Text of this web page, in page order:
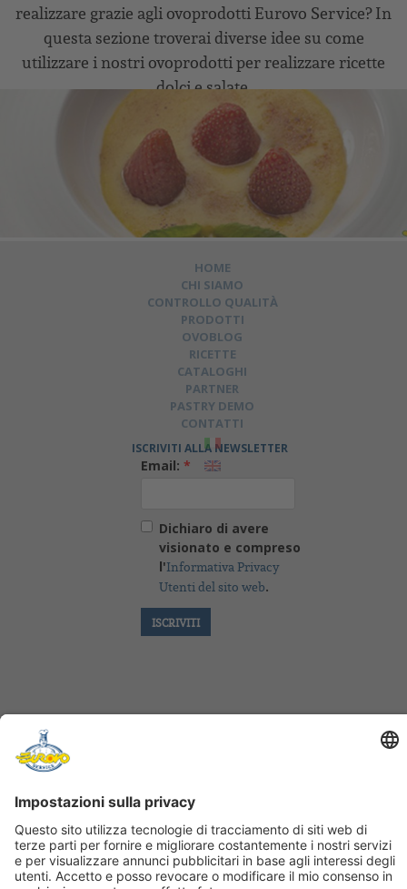
realizzare grazie agli ovoprodotti Eurovo Service? In
questa sezione troverai diverse idee su come
utilizzare i nostri ovoprodotti per realizzare ricette
dolci e salate.
HOME
CHI SIAMO
CONTROLLO QUALITÀ
PRODOTTI
OVOBLOG
RICETTE
CATALOGHI
PARTNER
PASTRY DEMO
CONTATTI
ISCRIVITI ALLA NEWSLETTER
Email:*
Dichiaro di avere
visionato e compreso
l'Informativa Privacy
Utenti del sito web.
FOLLOW US